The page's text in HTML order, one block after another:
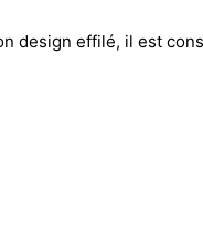
design effilé, il est